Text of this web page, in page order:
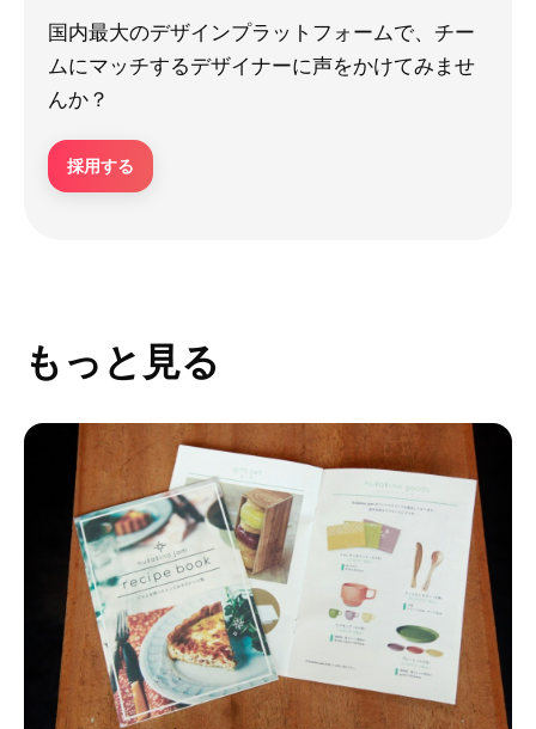
国内最大のデザインプラットフォームで、チー
ムにマッチするデザイナーに声をかけてみませ
んか？
採用する
もっと見る